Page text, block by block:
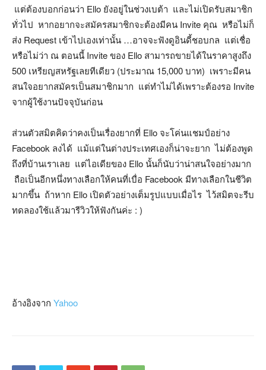
แต่ต้องบอกก่อนว่า Ello ยังอยู่ในช่วงเบต้า และไม่เปิดรับสมาชิก
ทั่วไป หากอยากจะสมัครสมาชิกจะต้องมีคน Invite คุณ หรือไม่ก็
ส่ง Request เข้าไปเองเท่านั้น …อาจจะฟังดูอินดี้ชอบกล แต่เชื่อ
หรือไม่ว่า ณ ตอนนี้ Invite ของ Ello สามารถขายได้ในราคาสูงถึง
500 เหรียญสหรัฐเลยทีเดียว (ประมาณ 15,000 บาท) เพราะมีคน
สนใจอยากสมัครเป็นสมาชิกมาก แต่ทำไม่ได้เพราะต้องรอ Invite
จากผู้ใช้งานปัจจุบันก่อน
ส่วนตัวสมิตคิดว่าคงเป็นเรื่องยากที่ Ello จะโค่นแชมป์อย่าง
Facebook ลงได้ แม้แต่ในต่างประเทศเองก็น่าจะยาก ไม่ต้องพูด
ถึงที่บ้านเราเลย แต่ไอเดียของ Ello นั้นก็นับว่าน่าสนใจอย่างมาก
ถือเป็นอีกหนึ่งทางเลือกให้คนที่เบื่อ Facebook มีทางเลือกในชีวิต
มากขึ้น ถ้าหาก Ello เปิดตัวอย่างเต็มรูปแบบเมื่อไร ไว้สมิตจะรีบ
ทดลองใช้แล้วมารีวิวให้ฟังกันค่ะ : )
อ้างอิงจาก Yahoo